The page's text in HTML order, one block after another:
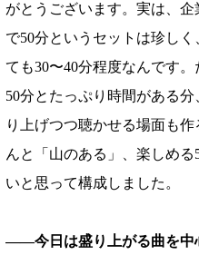
がとうございます。実は、企
で50分というセットは珍しく
ても30〜40分程度なんです
50分とたっぷり時間がある分
り上げつつ聴かせる場面も作
んと「山のある」、楽しめる
いと思って構成しました。
――今日は盛り上がる曲を中